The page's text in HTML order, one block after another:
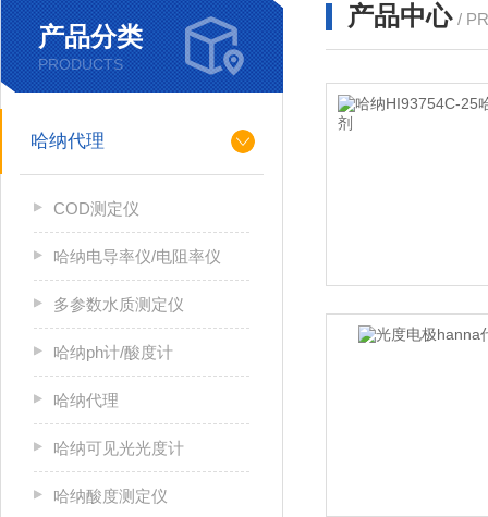
产品分类
PRODUCTS
哈纳代理
COD测定仪
哈纳电导率仪/电阻率仪
多参数水质测定仪
哈纳ph计/酸度计
哈纳代理
哈纳可见光光度计
哈纳酸度测定仪
产品中心 /